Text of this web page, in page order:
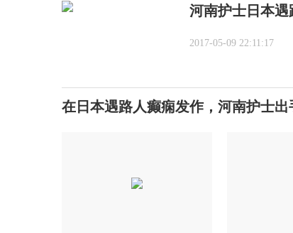
河南护士日本
2017-05-09 22:11:17
在日本遇路人癫痫发作，河南护士出